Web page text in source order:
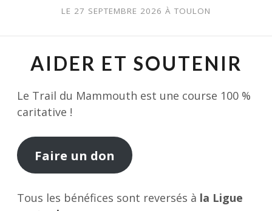
LE 27 SEPTEMBRE 2026 À TOULON
AIDER ET SOUTENIR
Le Trail du Mammouth est une course 100 %
caritative !
Faire un don
Tous les bénéfices sont reversés à la Ligue